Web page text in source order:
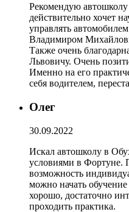
Рекомендую
действительно хочет
управлять
Владимиром
Также очень
Львовичу. Очень
Именно на его
себя водителем,
Олег
30.09.2022
Искал автошколу в
условиями в Фортуне.
возможность
можно начать
хорошо, достаточно
проходить практика.